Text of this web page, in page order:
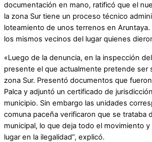
documentación en mano, ratificó que el
la zona Sur tiene un proceso técnico
loteamiento de unos terrenos en Aruntaya.
los mismos vecinos del lugar quienes
«Luego de la denuncia, en la inspección
presente el que actualmente pretende ser
zona Sur. Presentó documentos que
Palca y adjuntó un certificado de
municipio. Sin embargo las unidades
comuna paceña verificaron que se trataba
municipal, lo que deja todo el movimiento
lugar en la ilegalidad”, explicó.